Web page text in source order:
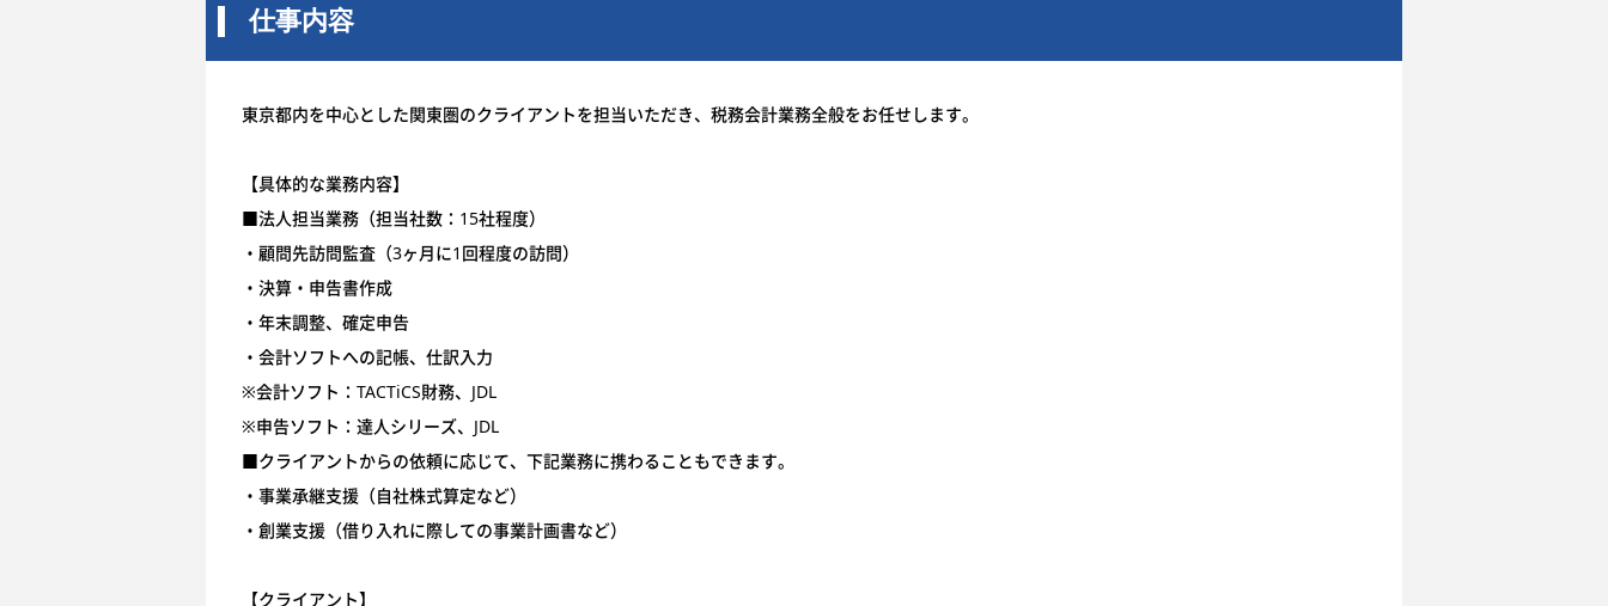
仕事内容
東京都内を中心とした関東圏のクライアントを担当いただき、税務会計業務全般をお任せします。
【具体的な業務内容】
■法人担当業務（担当社数：15社程度）
・顧問先訪問監査（3ヶ月に1回程度の訪問）
・決算・申告書作成
・年末調整、確定申告
・会計ソフトへの記帳、仕訳入力
※会計ソフト：TACTiCS財務、JDL
※申告ソフト：達人シリーズ、JDL
■クライアントからの依頼に応じて、下記業務に携わることもできます。
・事業承継支援（自社株式算定など）
・創業支援（借り入れに際しての事業計画書など）
【クライアント】